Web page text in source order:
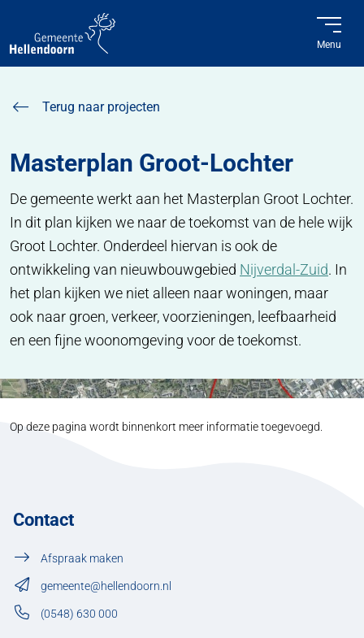
Menu
Terug naar projecten
Masterplan Groot-Lochter
De gemeente werkt aan het Masterplan Groot Lochter.
In dit plan kijken we naar de toekomst van de hele wijk
Groot Lochter. Onderdeel hiervan is ook de
ontwikkeling van nieuwbouwgebied Nijverdal-Zuid. In
het plan kijken we niet alleen naar woningen, maar
ook naar groen, verkeer, voorzieningen, leefbaarheid
en een fijne woonomgeving voor de toekomst.
Op deze pagina wordt binnenkort meer informatie toegevoegd.
Contact
Afspraak maken
gemeente@hellendoorn.nl
(0548) 630 000